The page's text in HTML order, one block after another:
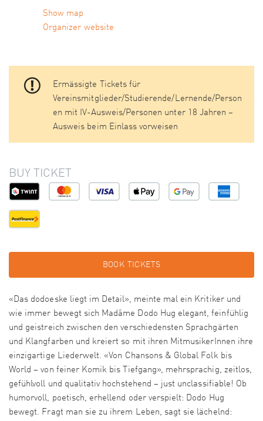
Show map
Organizer website
Ermässigte Tickets für
Vereinsmitglieder/Studierende/Lernende/Person
en mit IV-Ausweis/Personen unter 18 Jahren –
Ausweis beim Einlass vorweisen
BUY TICKET
BOOK TICKETS
«Das dodoeske liegt im Detail», meinte mal ein Kritiker und
wie immer bewegt sich Madâme Dodo Hug elegant, feinfühlig
und geistreich zwischen den verschiedensten Sprachgärten
und Klangfarben und kreiert so mit ihren MitmusikerInnen ihre
einzigartige Liederwelt. «Von Chansons & Global Folk bis
World – von feiner Komik bis Tiefgang», mehrsprachig, zeitlos,
gefühlvoll und qualitativ hochstehend – just unclassifiable! Ob
humorvoll, poetisch, erhellend oder verspielt: Dodo Hug
bewegt. Fragt man sie zu ihrem Leben, sagt sie lächelnd: